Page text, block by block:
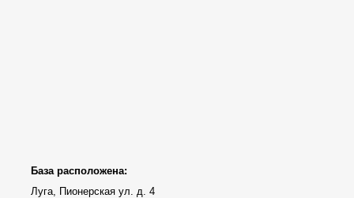
База расположена:
Луга, Пионерская ул. д. 4